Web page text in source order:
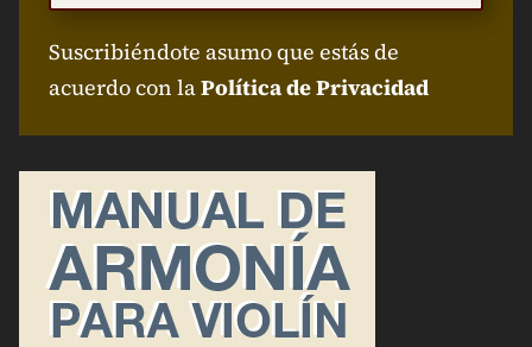
Suscribiéndote asumo que estás de
acuerdo con laPolítica de Privacidad